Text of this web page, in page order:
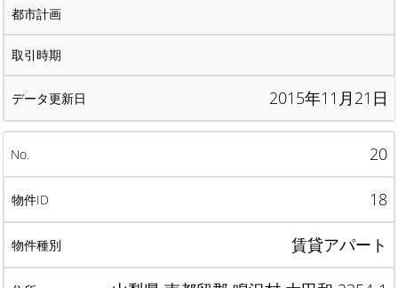
2015年11月21日
20
18
賃貸アパート